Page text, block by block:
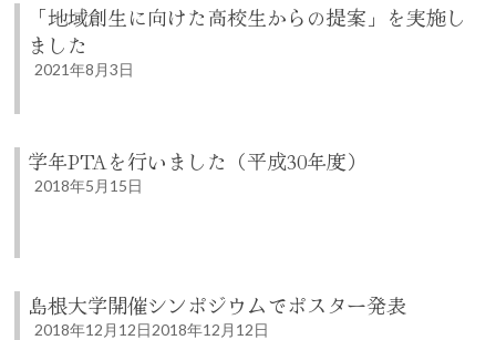
「地域創生に向けた高校生からの提案」を実施し
ました
2021年8月3日
学年PTAを行いました（平成30年度）
2018年5月15日
島根大学開催シンポジウムでポスター発表
2018年12月12日2018年12月12日